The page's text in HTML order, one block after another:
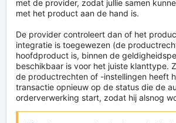
met de provider, zodat jullie samen
met het product aan de hand is.
De provider controleert dan of het
integratie is toegewezen (de
hoofdproduct is, binnen de
beschikbaar is voor het juiste klanttype.
de productrechten of -instellingen heeft
transactie opnieuw op de status die de
orderverwerking start, zodat hij alsnog